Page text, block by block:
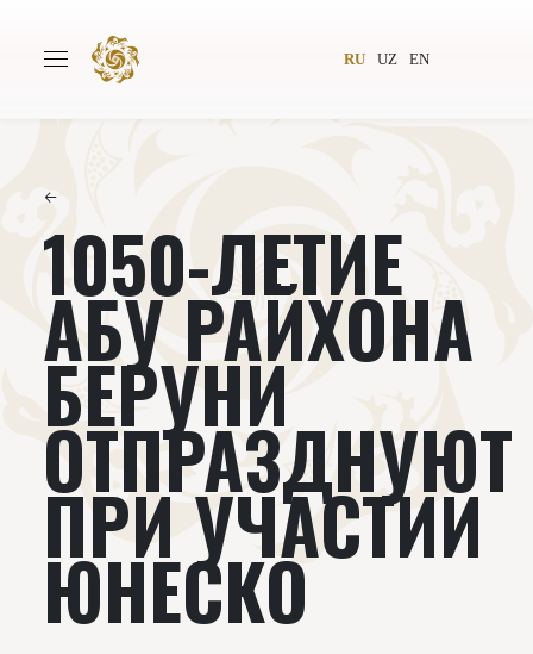
RU UZ EN
Всемирное общество
Издательство Новости
Книги
←
1050-ЛЕТИЕ
АБУ РАЙХОНА
БЕРУНИ
ОТПРАЗДНУЮТ
ПРИ УЧАСТИИ
ЮНЕСКО